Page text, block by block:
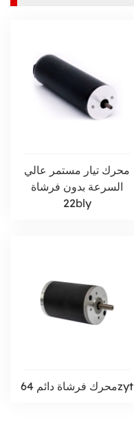
محرك تيار مستمر عالي
السرعة بدون فرشاة
22bly
محرك فرشاة دائم 64zyt